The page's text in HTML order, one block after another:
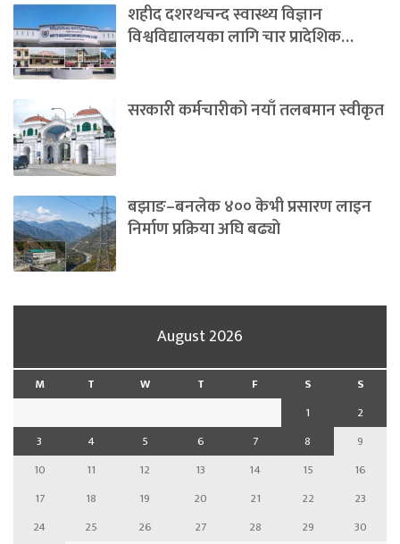
शहीद दशरथचन्द स्वास्थ्य विज्ञान
विश्वविद्यालयका लागि चार प्रादेशिक…
सरकारी कर्मचारीको नयाँ तलबमान स्वीकृत
बझाङ–बनलेक ४०० केभी प्रसारण लाइन
निर्माण प्रक्रिया अघि बढ्यो
August 2026
M T W T F S
S
1
2
3
4 5 6 7 8
9
10
11 12 13 14 15
16
17
18 19 20 21 22
23
24
25 26 27 28 29
30